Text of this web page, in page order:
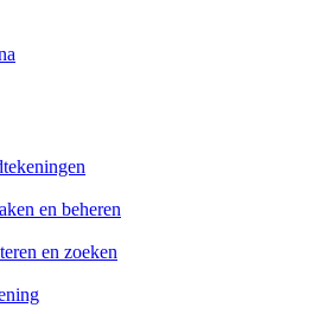
en beheren
en zoeken